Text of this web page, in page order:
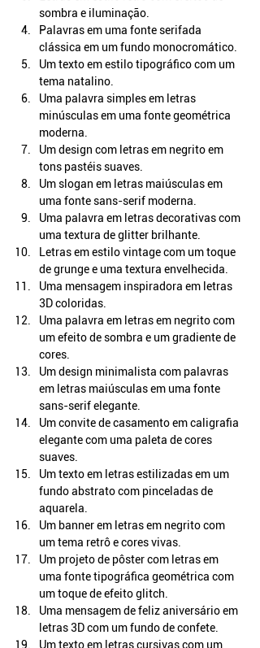
sombra e iluminação.
Palavras em uma fonte serifada
clássica em um fundo monocromático.
Um texto em estilo tipográfico com um
tema natalino.
Uma palavra simples em letras
minúsculas em uma fonte geométrica
moderna.
Um design com letras em negrito em
tons pastéis suaves.
Um slogan em letras maiúsculas em
uma fonte sans-serif moderna.
Uma palavra em letras decorativas com
uma textura de glitter brilhante.
Letras em estilo vintage com um toque
de grunge e uma textura envelhecida.
Uma mensagem inspiradora em letras
3D coloridas.
Uma palavra em letras em negrito com
um efeito de sombra e um gradiente de
cores.
Um design minimalista com palavras
em letras maiúsculas em uma fonte
sans-serif elegante.
Um convite de casamento em caligrafia
elegante com uma paleta de cores
suaves.
Um texto em letras estilizadas em um
fundo abstrato com pinceladas de
aquarela.
Um banner em letras em negrito com
um tema retrô e cores vivas.
Um projeto de pôster com letras em
uma fonte tipográfica geométrica com
um toque de efeito glitch.
Uma mensagem de feliz aniversário em
letras 3D com um fundo de confete.
Um texto em letras cursivas com um